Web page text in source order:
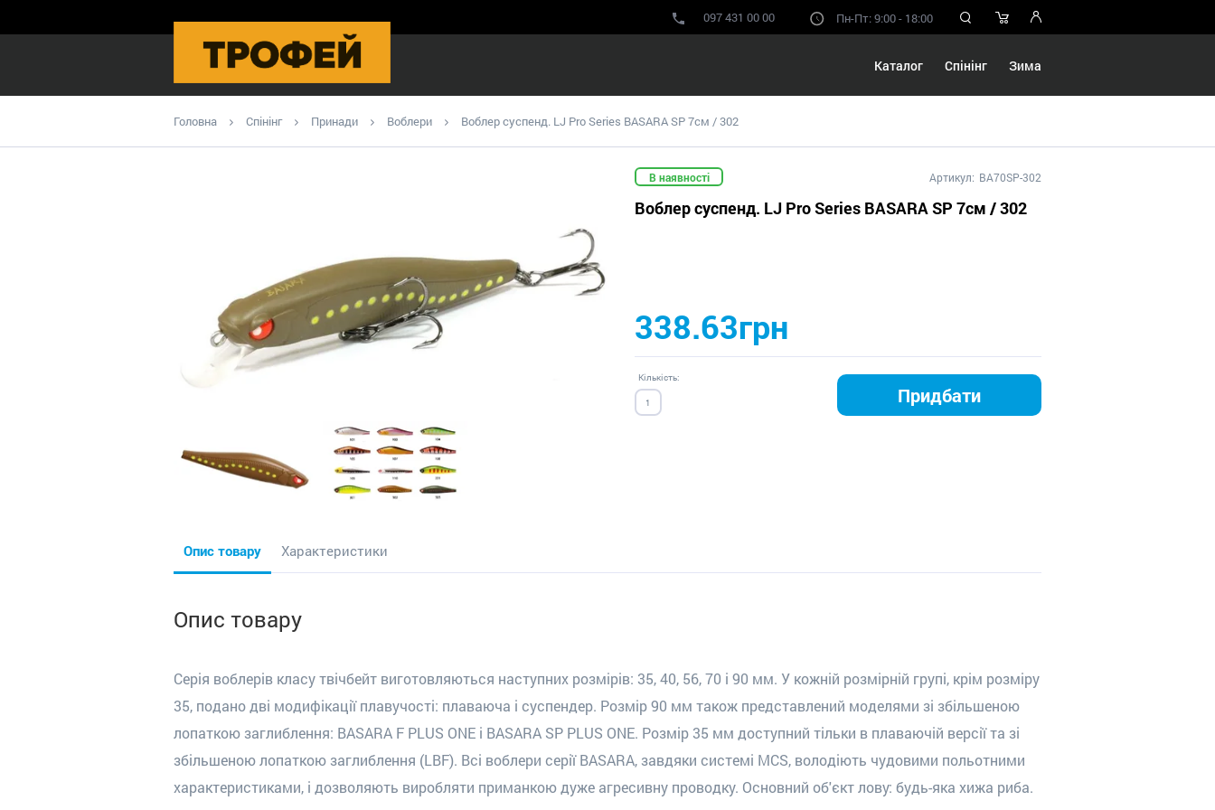
097 431 00 00 Пн-Пт: 9:00 - 18:00
Каталог Спінінг Зима
Головна Спінінг Принади Воблери Воблер суспенд. LJ Pro Series BASARA SP 7см / 302
В наявності Артикул: BA70SP-302
Воблер суспенд. LJ Pro Series BASARA SP 7см / 302
338.63грн
Кількість:
Придбати
Опис товару Характеристики
Опис товару
Серія воблерів класу твічбейт виготовляються наступних розмірів: 35, 40, 56, 70 і 90 мм. У кожній розмірній групі, крім розміру
35, подано дві модифікації плавучості: плаваюча і суспендер. Розмір 90 мм також представлений моделями зі збільшеною
лопаткою заглиблення: BASARA F PLUS ONE і BASARA SP PLUS ONE. Розмір 35 мм доступний тільки в плаваючій версіїта зі
збільшеною лопаткою заглиблення (LBF). Всі воблери серії BASARA, завдяки системі MCS, володіють чудовими польотними
характеристиками, і дозволяють виробляти приманкою дуже агресивну проводку. Основний об'єкт лову: будь-яка хижа риба.